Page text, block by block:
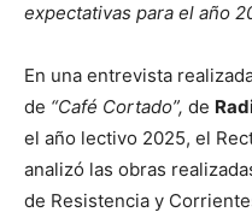
expectativas para el año
En una entrevista
de “Café Cortado”, de
el año lectivo 2025, el
analizó las obras
de Resistencia y